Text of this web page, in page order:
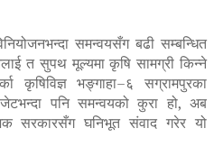
समन्वयसँग बढी सम्बन्धित
त सुपथ मूल्यमा कृषि सामग्री किन्ने
कृषिविज्ञ भङ्गाहा–६ सग्रामपुरका
पनि समन्वयको कुरा हो, अब
सरकारसँग घनिभूत संवाद गरेर यो